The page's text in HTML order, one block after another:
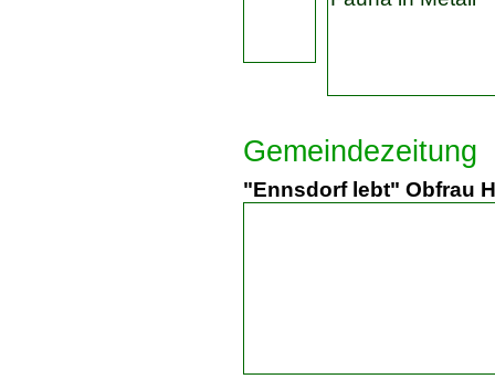
Gemeindezeitung
"Ennsdorf lebt" Obfrau